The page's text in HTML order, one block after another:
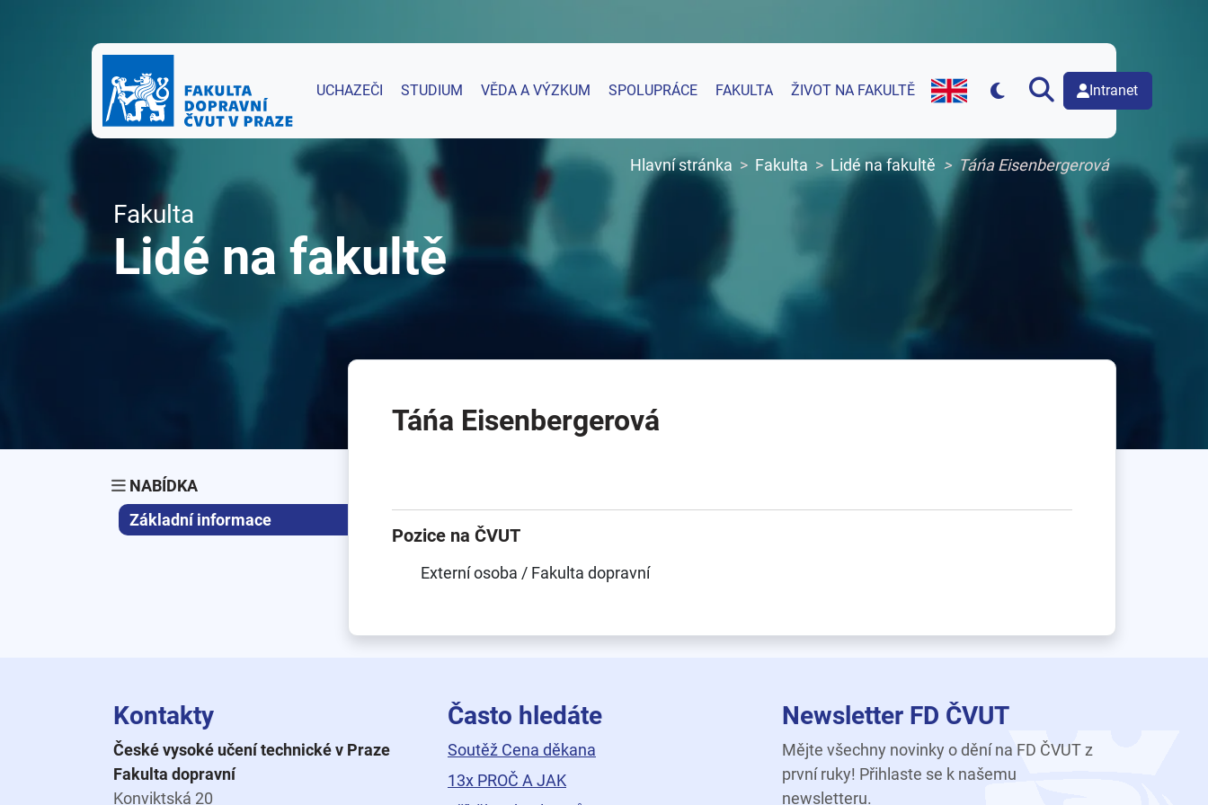
UCHAZEČI STUDIUM VĚDA A VÝZKUM SPOLUPRÁCE FAKULTA ŽIVOT NA FAKULTĚ
English version of web page
Intranet
Hlavní stránka Fakulta Lidé na fakultě Táńa Eisenbergerová
Fakulta
Lidé na fakultě
NABÍDKA
Základní informace
Táńa Eisenbergerová
Pozice na ČVUT
Externí osoba / Fakulta dopravní
Kontakty
České vysoké učení technické v Praze
Fakulta dopravní
Konviktská 20
Často hledáte
Soutěž Cena děkana
13x PROČ A JAK
Newsletter FD ČVUT
Mějte všechny novinky o dění na FD ČVUT z
první ruky! Přihlaste se k našemu
newsletteru.